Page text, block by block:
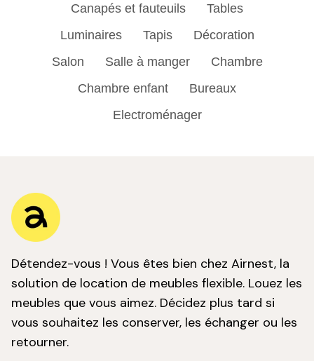
Canapés et fauteuils
Tables
Luminaires
Tapis
Décoration
Salon
Salle à manger
Chambre
Chambre enfant
Bureaux
Electroménager
Détendez-vous ! Vous êtes bien chez Airnest, la
solution de location de meubles flexible. Louez les
meubles que vous aimez. Décidez plus tard si
vous souhaitez les conserver, les échanger ou les
retourner.